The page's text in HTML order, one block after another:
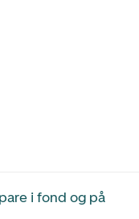
i fond og på